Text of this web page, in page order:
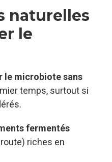
naturelles
le
le microbiote sans
temps, surtout si
fermentés
riches en